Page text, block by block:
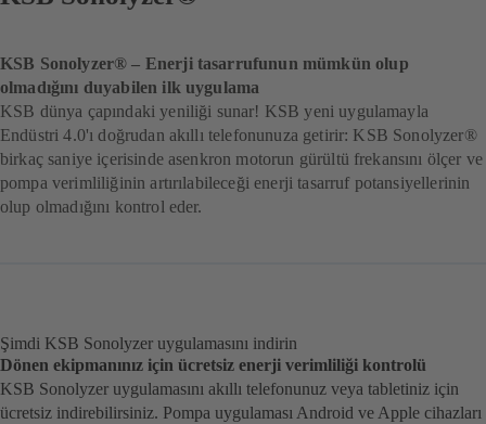
KSB Sonolyzer® – Enerji tasarrufunun mümkün olup
olmadığını duyabilen ilk uygulama
KSB dünya çapındaki yeniliği sunar! KSB yeni uygulamayla
Endüstri 4.0'ı doğrudan akıllı telefonunuza getirir: KSB Sonolyzer®
birkaç saniye içerisinde asenkron motorun gürültü frekansını ölçer ve
pompa verimliliğinin artırılabileceği enerji tasarruf potansiyellerinin
olup olmadığını kontrol eder.
Şimdi KSB Sonolyzer uygulamasını indirin
Dönen ekipmanınız için ücretsiz enerji verimliliği kontrolü
KSB Sonolyzer uygulamasını akıllı telefonunuz veya tabletiniz için
ücretsiz indirebilirsiniz. Pompa uygulaması Android ve Apple cihazları